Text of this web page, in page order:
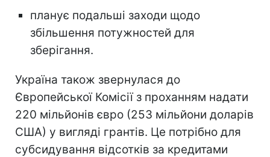
планує подальші заходи щодо
збільшення потужностей для
зберігання.
Україна також звернулася до
Європейської Комісії з проханням надати
220 мільйонів євро (253 мільйони доларів
США) у вигляді грантів. Це потрібно для
субсидування відсотків за кредитами